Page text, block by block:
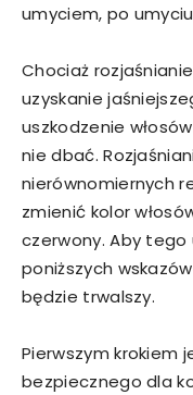
umyciem, po
Chociaż
uzyskanie
uszkodzenie
nie dbać.
nierównomiernych
zmienić kolor
czerwony. Aby tego
poniższych
będzie trwalszy.
Pierwszym krokiem
bezpiecznego dla